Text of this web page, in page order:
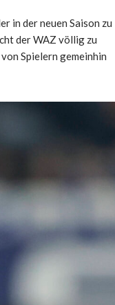
in der neuen Saison zu
der WAZ völlig zu
Spielern gemeinhin